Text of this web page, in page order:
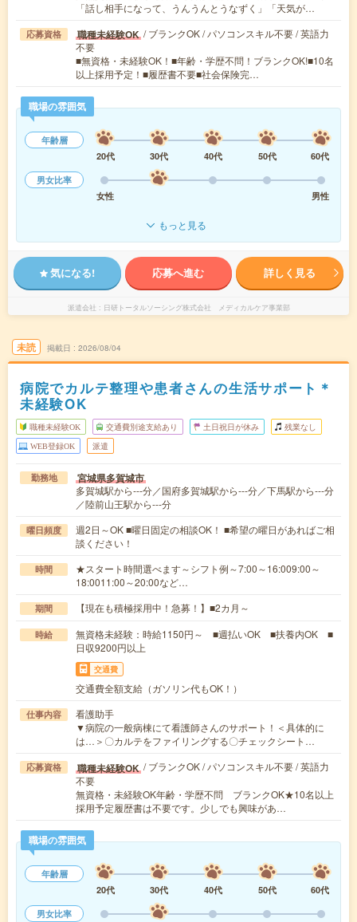
「話し相手になって、うんうんとうなずく」「天気が…
応募資格 職種未経験OK / ブランクOK / パソコンスキル不要 / 英語力
不要
■無資格・未経験OK！■年齢・学歴不問！ブランクOK!■10名
以上採用予定！■履歴書不要■社会保険完…
職場の雰囲気
年齢層
20代
30代 40代 50代
60代
男女比率
女性
男性
もっと見る
気になる! 応募へ進む 詳しく見る
派遣会社 日研トータルソーシング株式会社 メディカルケア事業部
未読 掲載日 2026/08/04
病院でカルテ整理や患者さんの生活サポート＊
未経験OK
職種未経験OK 交通費別途支給あり 土日祝日が休み 残業なし
WEB登録OK 派遣
勤務地 宮城県多賀城市
多賀城駅から---分／国府多賀城駅から---分／下馬駅から---分
／陸前山王駅から---分
曜日頻度
週2日～OK ■曜日固定の相談OK！ ■希望の曜日があればご相
談ください！
時間
★スタート時間選べます～シフト例～7:00～16:009:00～
18:0011:00～20:00など…
期間 【現在も積極採用中！急募！】■2カ月～
時給
無資格未経験：時給1150円～ ■週払いOK ■扶養内OK ■
日収9200円以上
交通費
交通費全額支給（ガソリン代もOK！）
仕事内容
看護助手
▼病院の一般病棟にて看護師さんのサポート！＜具体的に
は…＞〇カルテをファイリングする〇チェックシート…
応募資格 職種未経験OK / ブランクOK / パソコンスキル不要 / 英語力
不要
無資格・未経験OK年齢・学歴不問 ブランクOK★10名以上
採用予定履歴書は不要です。少しでも興味があ…
職場の雰囲気
年齢層
20代
30代 40代 50代
60代
男女比率